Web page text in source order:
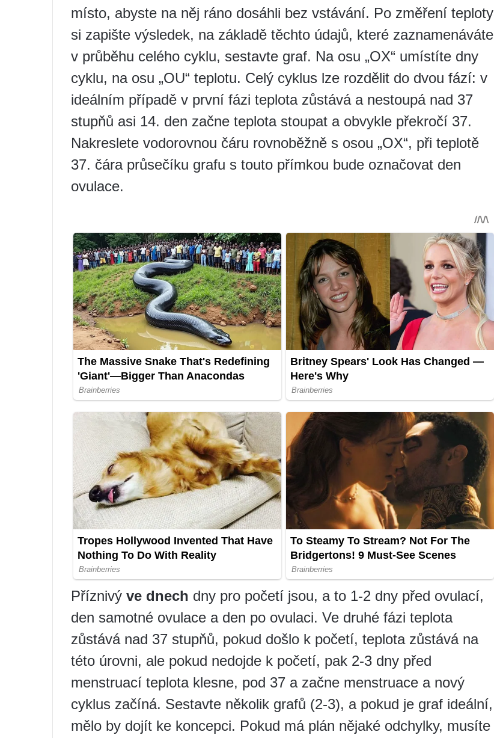
místo, abyste na něj ráno dosáhli bez vstávání. Po změření teploty
si zapište výsledek, na základě těchto údajů, které zaznamenáváte
v průběhu celého cyklu, sestavte graf. Na osu „OX“ umístíte dny
cyklu, na osu „OU“ teplotu. Celý cyklus lze rozdělit do dvou fází: v
ideálním případě v první fázi teplota zůstává a nestoupá nad 37
stupňů asi 14. den začne teplota stoupat a obvykle překročí 37.
Nakreslete vodorovnou čáru rovnoběžně s osou „OX“, při teplotě
37. čára průsečíku grafu s touto přímkou ​​bude označovat den
ovulace.
Příznivý ve dnech dny pro početí jsou, a to 1-2 dny před ovulací,
den samotné ovulace a den po ovulaci. Ve druhé fázi teplota
zůstává nad 37 stupňů, pokud došlo k početí, teplota zůstává na
této úrovni, ale pokud nedojde k početí, pak 2-3 dny před
menstruací teplota klesne, pod 37 a začne menstruace a nový
cyklus začíná. Sestavte několik grafů (2-3), a pokud je graf ideální,
mělo by dojít ke koncepci. Pokud má plán nějaké odchylky, musíte